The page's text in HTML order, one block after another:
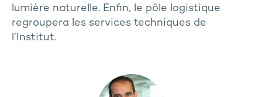
lumière naturelle. Enfin, le pôle logistique
regroupera les services techniques de
l’Institut.